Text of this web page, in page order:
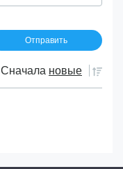
Сначала новые